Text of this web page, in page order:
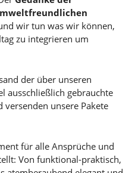
wir tun was wir können,
zu integrieren um
der über unseren
ausschließlich gebrauchte
unsere Pakete
für alle Ansprüche und
Von funktional-praktisch,